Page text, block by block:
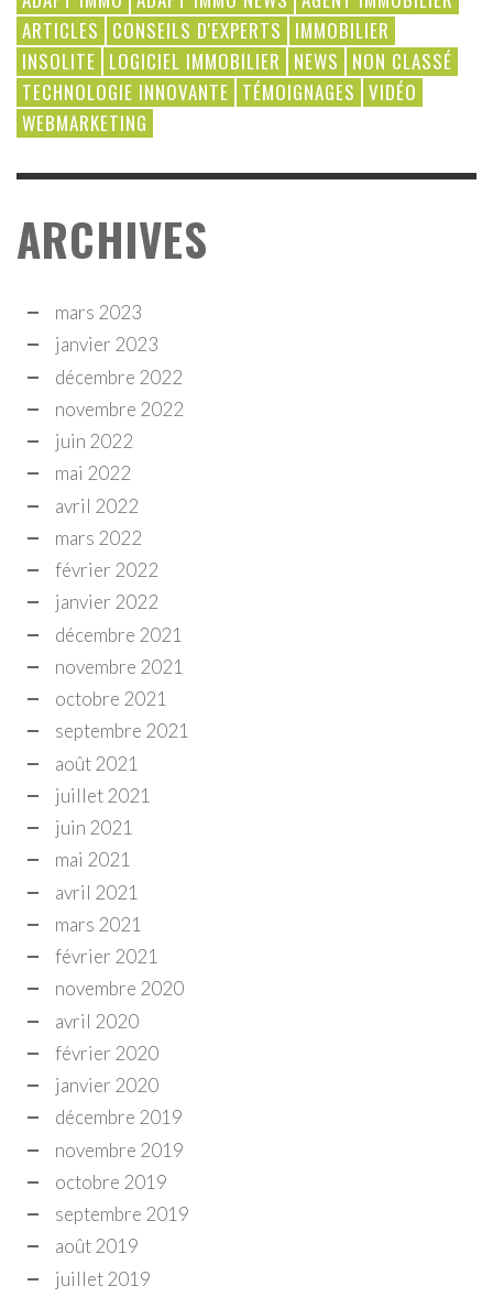
ARTICLES CONSEILS D'EXPERTS IMMOBILIER
INSOLITE LOGICIEL IMMOBILIER NEWS NON CLASSÉ
TECHNOLOGIE INNOVANTE TÉMOIGNAGES VIDÉO
WEBMARKETING
ARCHIVES
mars 2023
janvier 2023
décembre 2022
novembre 2022
juin 2022
mai 2022
avril 2022
mars 2022
février 2022
janvier 2022
décembre 2021
novembre 2021
octobre 2021
septembre 2021
août 2021
juillet 2021
juin 2021
mai 2021
avril 2021
mars 2021
février 2021
novembre 2020
avril 2020
février 2020
janvier 2020
décembre 2019
novembre 2019
octobre 2019
septembre 2019
août 2019
juillet 2019